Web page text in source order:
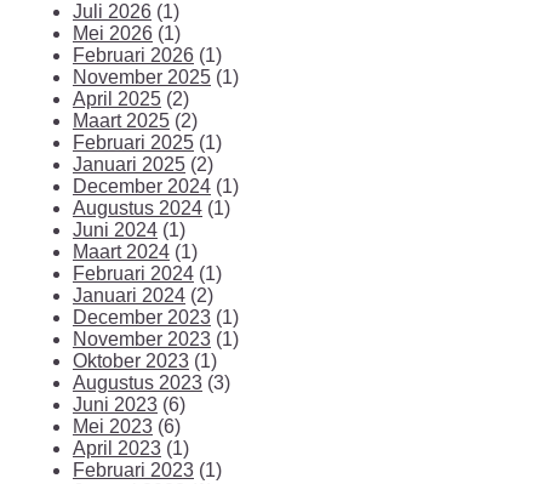
Juli 2026 (1)
Mei 2026 (1)
Februari 2026 (1)
November 2025 (1)
April 2025 (2)
Maart 2025 (2)
Februari 2025 (1)
Januari 2025 (2)
December 2024 (1)
Augustus 2024 (1)
Juni 2024 (1)
Maart 2024 (1)
Februari 2024 (1)
Januari 2024 (2)
December 2023 (1)
November 2023 (1)
Oktober 2023 (1)
Augustus 2023 (3)
Juni 2023 (6)
Mei 2023 (6)
April 2023 (1)
Februari 2023 (1)